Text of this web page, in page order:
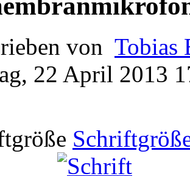
von Tobias
22 April 2013